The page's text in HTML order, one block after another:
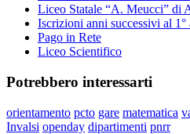
Liceo Statale “A. Meucci” di
Iscrizioni anni successivi al 1°
Pago in Rete
Liceo Scientifico
Potrebbero interessarti
orientamento pcto gare matematica
Invalsi openday dipartimenti pnrr